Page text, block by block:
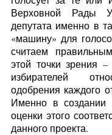
Верховной Рады
депутата именно в
«машину» для
считаем
этой точки зрения
избирателей
одобрения каждого
Именно в создании
оценки этого
данного проекта.